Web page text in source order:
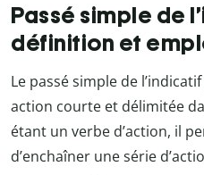
Passé simple de
définition et
Le passé simple de
action courte et délimitée
étant un verbe d’action, il
d’enchaîner une série